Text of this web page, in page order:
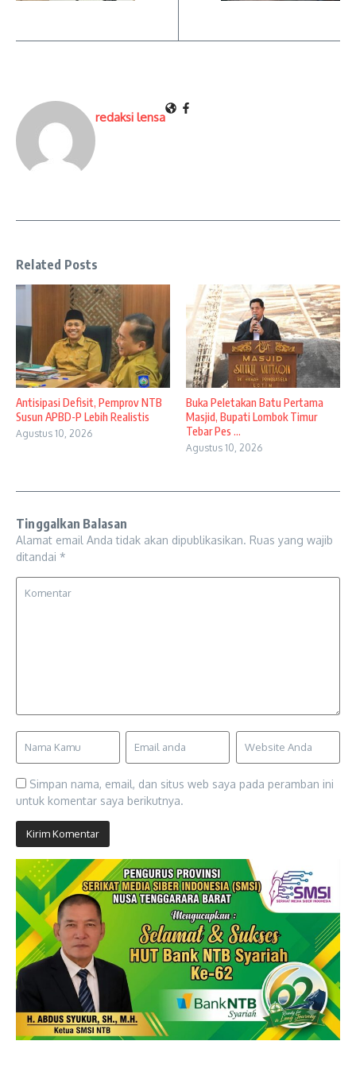
redaksi lensa
Related Posts
Antisipasi Defisit, Pemprov NTB
Susun APBD-P Lebih Realistis
Agustus 10, 2026
Buka Peletakan Batu Pertama
Masjid, Bupati Lombok Timur
Tebar Pes ...
Agustus 10, 2026
Tinggalkan Balasan
Alamat email Anda tidak akan dipublikasikan. Ruas yang wajib
ditandai *
Simpan nama, email, dan situs web saya pada peramban ini
untuk komentar saya berikutnya.